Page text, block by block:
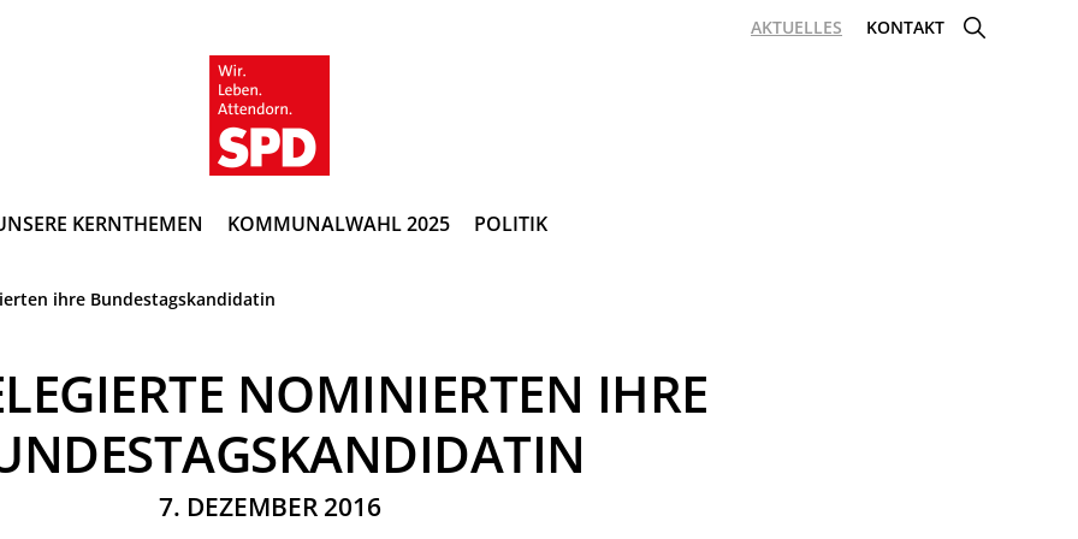
AKTUELLES KONTAKT SHOW
SEARCH
KERNTHEMEN KOMMUNALWAHL 2025 POLITIK
ihre Bundestagskandidatin
NOMINIERTEN IHRE
7. DEZEMBER 2016